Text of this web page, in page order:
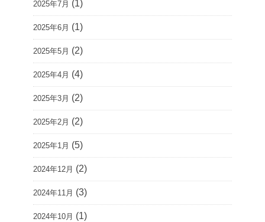
2025年7月 (1)
2025年6月 (1)
2025年5月 (2)
2025年4月 (4)
2025年3月 (2)
2025年2月 (2)
2025年1月 (5)
2024年12月 (2)
2024年11月 (3)
2024年10月 (1)